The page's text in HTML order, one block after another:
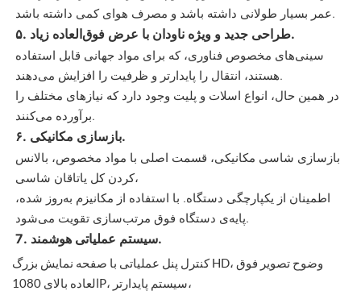
عمر بسیار طولانی داشته باشد و مصرف هوای کمی داشته باشد.
۵. طراحی جدید و ویژه ناودان با عرض فوق‌العاده زیاد.
سینی‌های مخصوص فناوری، که برای مواد جهانی قابل استفاده
هستند، انتقال را پایدارتر و ظرفیت را افزایش می‌دهند.
در همین حال، انواع اسلات و پلیت وجود دارد که نیازهای مختلف را
برآورده می‌کنند.
۶. بازسازی مکانیکی.
بازسازی شاسی مکانیکی، قسمت اصلی با مواد مخصوص، بالانس
کردن کل یاتاقان شاسی،
اطمینان از یکپارچگی دستگاه. با استفاده از مکانیزم به‌روز شده،
پایه‌ی دستگاه فوق مرتب‌سازی تقویت می‌شود.
7. سیستم عملیاتی هوشمند.
کنترل پنل عملیاتی با صفحه نمایش بزرگ HD، وضوح تصویر فوق
العاده بالای 1080P، سیستم پایدارتر،